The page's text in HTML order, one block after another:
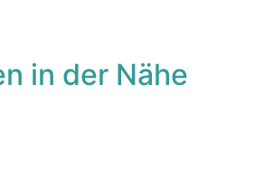
in der Nähe